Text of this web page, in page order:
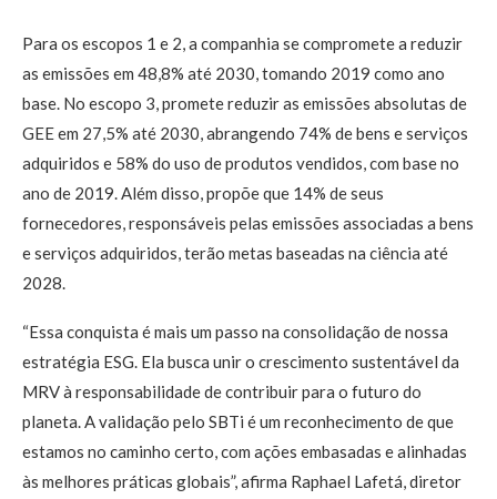
Para os escopos 1 e 2, a companhia se compromete a reduzir
as emissões em 48,8% até 2030, tomando 2019 como ano
base. No escopo 3, promete reduzir as emissões absolutas de
GEE em 27,5% até 2030, abrangendo 74% de bens e serviços
adquiridos e 58% do uso de produtos vendidos, com base no
ano de 2019. Além disso, propõe que 14% de seus
fornecedores, responsáveis pelas emissões associadas a bens
e serviços adquiridos, terão metas baseadas na ciência até
2028.
“Essa conquista é mais um passo na consolidação de nossa
estratégia ESG. Ela busca unir o crescimento sustentável da
MRV à responsabilidade de contribuir para o futuro do
planeta. A validação pelo SBTi é um reconhecimento de que
estamos no caminho certo, com ações embasadas e alinhadas
às melhores práticas globais”, afirma Raphael Lafetá, diretor